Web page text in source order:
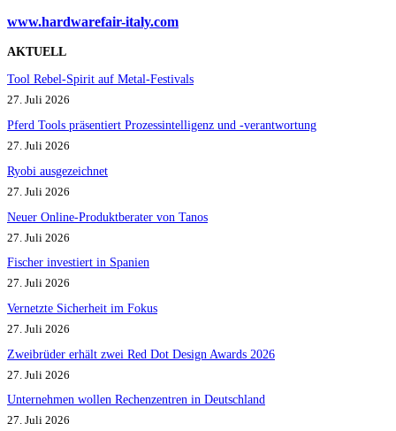
www.hardwarefair-italy.com
AKTUELL
Tool Rebel-Spirit auf Metal-Festivals
27. Juli 2026
Pferd Tools präsentiert Prozessintelligenz und -verantwortung
27. Juli 2026
Ryobi ausgezeichnet
27. Juli 2026
Neuer Online-Produktberater von Tanos
27. Juli 2026
Fischer investiert in Spanien
27. Juli 2026
Vernetzte Sicherheit im Fokus
27. Juli 2026
Zweibrüder erhält zwei Red Dot Design Awards 2026
27. Juli 2026
Unternehmen wollen Rechenzentren in Deutschland
27. Juli 2026